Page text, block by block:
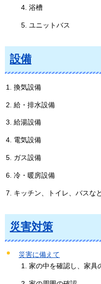
浴槽
ユニットバス
設備
換気設備
給・排水設備
給湯設備
電気設備
ガス設備
冷・暖房設備
キッチン、トイレ、バスな
災害対策
災害に備えて
家の中を確認し、家具